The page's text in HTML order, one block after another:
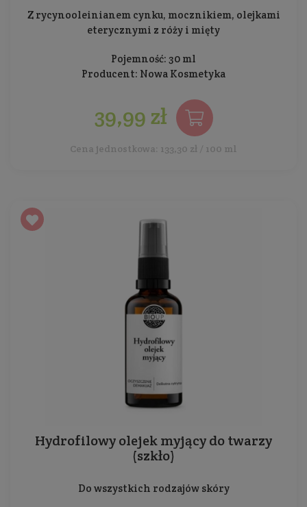
Z rycynooleinianem cynku, mocznikiem, olejkami
eterycznymi z róży i mięty
Pojemność: 30 ml
Producent: Nowa Kosmetyka
39,99 zł
Cena jednostkowa: 133,30 zł / 100 ml
Hydrofilowy olejek myjący do twarzy
(szkło)
Do wszystkich rodzajów skóry